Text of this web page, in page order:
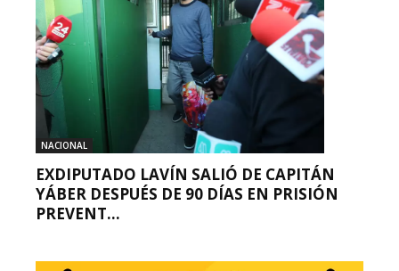
NACIONAL
EXDIPUTADO LAVÍN SALIÓ DE CAPITÁN
YÁBER DESPUÉS DE 90 DÍAS EN PRISIÓN
PREVENT...